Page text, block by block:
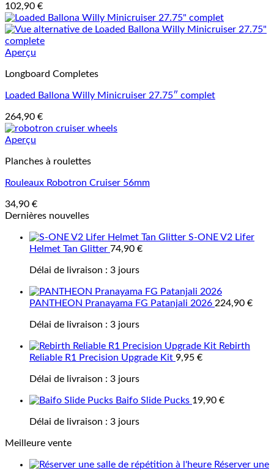
102,90 €
Aperçu
Longboard Completes
Loaded Ballona Willy Minicruiser 27.75″ complet
264,90 €
Aperçu
Planches à roulettes
Rouleaux Robotron Cruiser 56mm
34,90 €
Dernières nouvelles
S-ONE V2 Lifer
Helmet Tan Glitter 74,90 €
Délai de livraison : 3 jours
PANTHEON Pranayama FG Patanjali 2026 224,90 €
Délai de livraison : 3 jours
Rebirth
Reliable R1 Precision Upgrade Kit 9,95 €
Délai de livraison : 3 jours
Baifo Slide Pucks 19,90 €
Délai de livraison : 3 jours
Meilleure vente
Réserver une